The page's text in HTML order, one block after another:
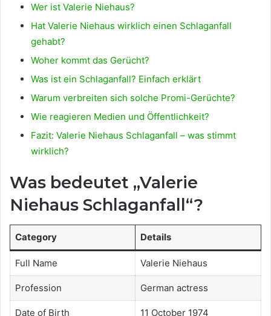
Wer ist Valerie Niehaus?
Hat Valerie Niehaus wirklich einen Schlaganfall
gehabt?
Woher kommt das Gerücht?
Was ist ein Schlaganfall? Einfach erklärt
Warum verbreiten sich solche Promi-Gerüchte?
Wie reagieren Medien und Öffentlichkeit?
Fazit: Valerie Niehaus Schlaganfall – was stimmt
wirklich?
Was bedeutet „Valerie
Niehaus Schlaganfall“?
Category Details
Full Name Valerie Niehaus
Profession German actress
Date of Birth 11 October 1974